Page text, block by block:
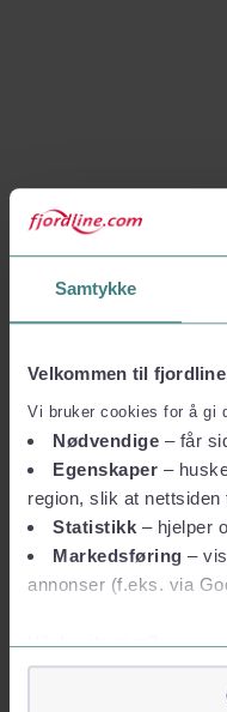
Samtykke
Velkommen til
Vi bruker cookies for å gi
Nødvendige – får
Egenskaper –
region, slik at nettsiden
Statistikk – hjelper
Markedsføring –
annonser (f.eks. via
Vil du vite mer?
Om
Googles